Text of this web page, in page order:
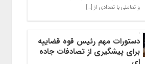
و تعاملی با تعدادی از […]
دستورات مهم رئیس قوه قضاییه
برای پیشگیری از تصادفات جاده